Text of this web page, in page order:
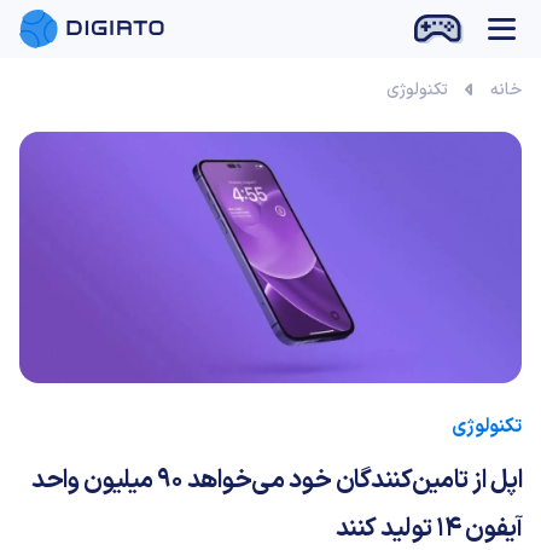
بازی آنلاین
خانه تکنولوژی
تکنولوژی
اپل از تامین‌‌کنندگان خود می‌خواهد 90 میلیون واحد
آیفون 14 تولید کنند